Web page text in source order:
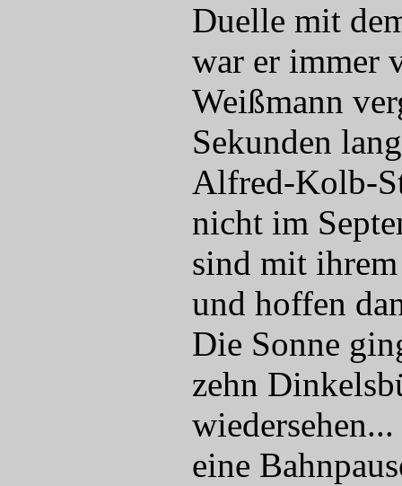
Duelle mit
war er immer
Weißmann
Sekunden
Alfred-Kolb-
nicht im
sind mit
und hoffen
Die Sonne
zehn
eine